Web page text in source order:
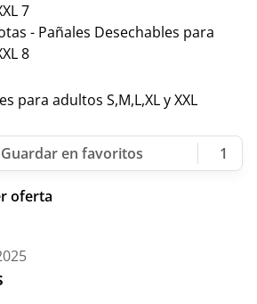
para adultos S,M,L,XL y XXL
1
oferta